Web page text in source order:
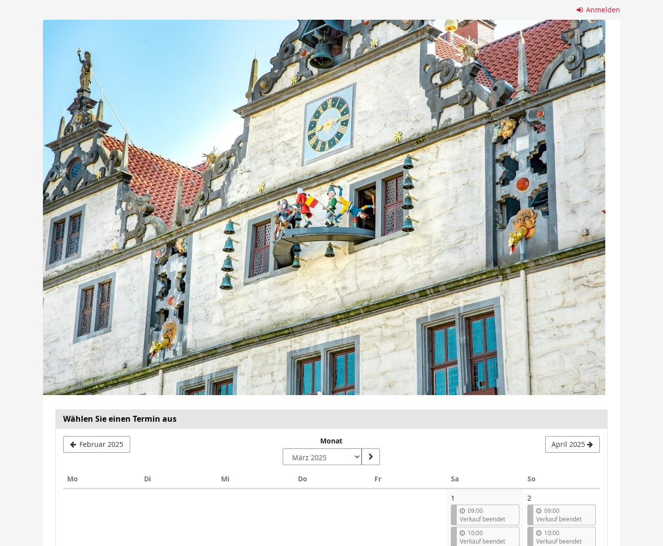
Anmelden
Wählen Sie einen Termin aus
Februar 2025 Monat April 2025
Mo DiDienstag MiMittwoch Do FrFreitag SaSamstag So
1
09:00
Verkauf beendet
10:00
Verkauf beendet
2
09:00
Verkauf beendet
10:00
Verkauf beendet